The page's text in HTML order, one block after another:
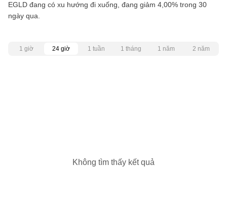
EGLD đang có xu hướng đi xuống, đang giảm 4,00% trong 30
ngày qua.
1 giờ 24 giờ 1 tuần 1 tháng 1 năm 2 năm
Không tìm thấy kết quả